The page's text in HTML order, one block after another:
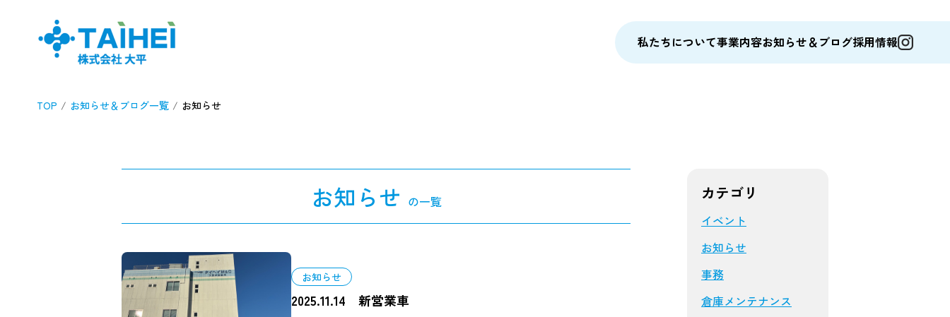
私たちについて事業内容お知らせ＆ブログ採用情報
TOP お知らせ＆ブログ一覧 お知らせ
お知らせ の一覧
お知らせ
2025.11.14 新営業車
カテゴリ
イベント
お知らせ
事務
倉庫メンテナンス